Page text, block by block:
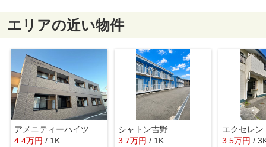
エリアの近い物件
アメニティーハイツ
4.4万円 / 1K
シャトン吉野
3.7万円 / 1K
エクセレン
3.5万円 /